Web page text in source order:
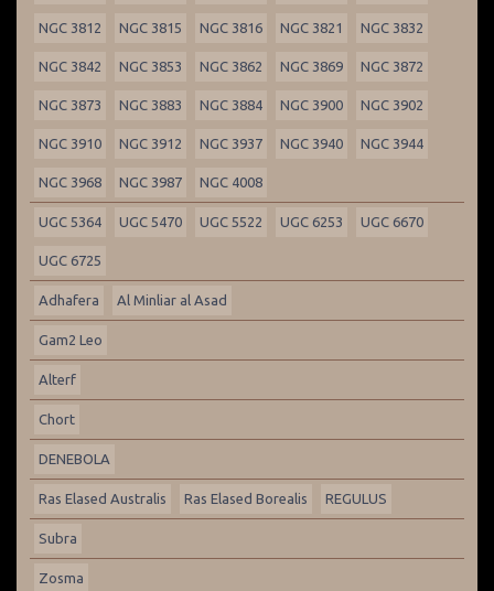
NGC 3812 NGC 3815 NGC 3816 NGC 3821 NGC 3832
NGC 3842 NGC 3853 NGC 3862 NGC 3869 NGC 3872
NGC 3873 NGC 3883 NGC 3884 NGC 3900 NGC 3902
NGC 3910 NGC 3912 NGC 3937 NGC 3940 NGC 3944
NGC 3968 NGC 3987 NGC 4008
UGC 5364 UGC 5470 UGC 5522 UGC 6253 UGC 6670
UGC 6725
Adhafera Al Minliar al Asad
Gam2 Leo
Alterf
Chort
DENEBOLA
Ras Elased Australis Ras Elased Borealis REGULUS
Subra
Zosma